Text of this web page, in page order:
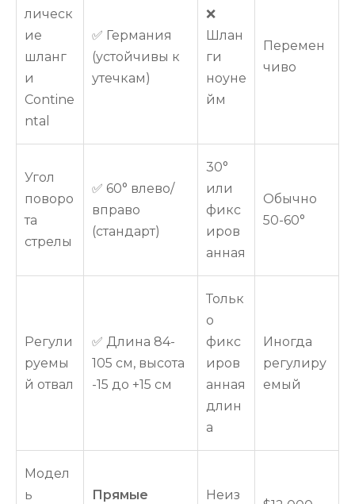
лическ
ие
шланг
и
Contine
ntal
✅ Германия
(устойчивы к
утечкам)
❌
Шлан
ги
ноуне
йм
Перемен
чиво
Угол
поворо
та
стрелы
✅ 60° влево/
вправо
(стандарт)
30°
или
фикс
иров
анная
Обычно
50-60°
Регули
руемы
й отвал
✅ Длина 84-
105 см, высота
-15 до +15 см
Тольк
о
фикс
иров
анная
длин
а
Иногда
регулиру
емый
Модел
ь
Прямые Неиз